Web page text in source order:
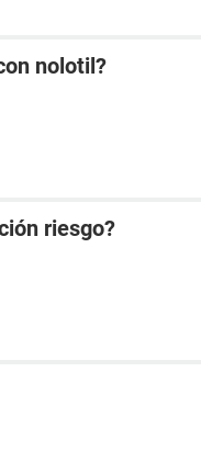
nolotil?
riesgo?